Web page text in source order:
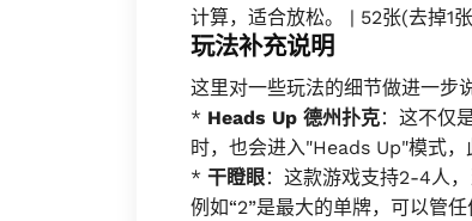
计算，适合放松。 | 52张(去
玩法补充说明
这里对一些玩法的细节做进一步
* Heads Up 德州扑克：这不仅
时，也会进入"Heads Up"模式，
* 干瞪眼：这款游戏支持2-4人
例如“2”是最大的单牌，可以管